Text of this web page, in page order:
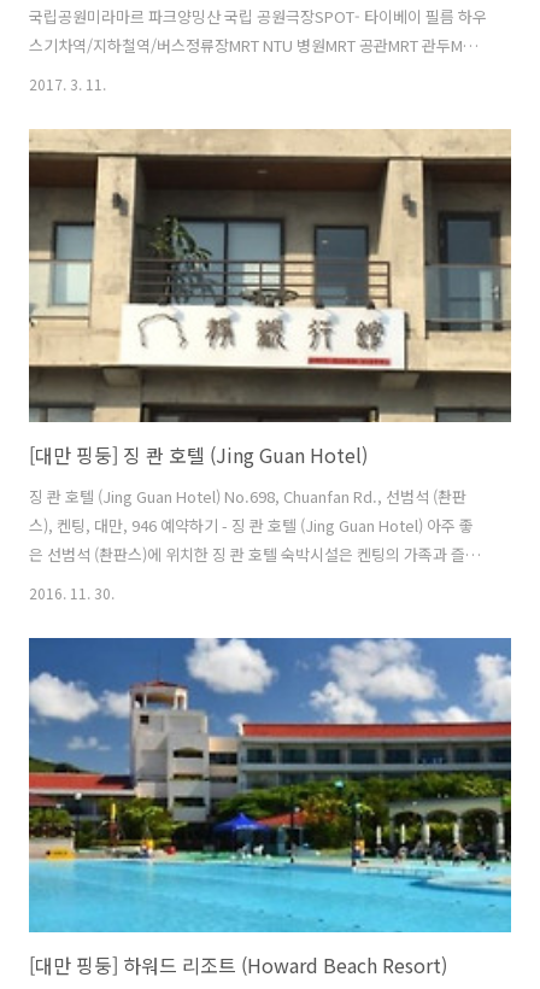
국립공원미라마르 파크양밍산 국립 공원극장SPOT- 타이베이 필름 하우
스기차역/지하철역/버스정류장MRT NTU 병원MRT 공관MRT 관두MRT
구팅MRT 난강MRT 난시자오MRT 네이후MRT 다지MRT 다핑린MRT 다
민콴 W. 로드MRT 밍데MRT 반차오MRT 베투오 역MRT 샤오난멘MRT 샤
오비탄MRT 샨다오 템플MRT 송샨 공항MRT 슈앙리안MRT 신디안MRT
신베이투MRT 신푸MRT 썬 얏-센 메모리얼 홀MRT 완롱MRT 완팡 컴뮤
니티MRT 왕팡 병원MRT 용닝MRT 용안 마켓MRT 용천MRT 웬데MRT 윤
샨 역MRT 종샤오 둔후아MRT 종샤오 신셍MRT 종샤오..
2017. 3. 11.
[대만 핑둥] 징 콴 호텔 (Jing Guan Hotel)
징 콴 호텔 (Jing Guan Hotel) No.698, Chuanfan Rd., 선범석 (촨판
스), 켄팅, 대만, 946 예약하기 - 징 콴 호텔 (Jing Guan Hotel) 아주 좋
은 선범석 (촨판스)에 위치한 징 콴 호텔 숙박시설은 켄팅의 가족과 즐거
운 시간, 해변, 관광 지역에 있습니다. 이곳에서 생생한 도시의 모든것을
서 멀지 않은 추안판 락, 바나나 베이, 서딩 파크에서 즐거운 시간을 보낼
수 있습니다. 징 콴 호텔에서 훌륭한 서비스와 우수한 시설이 잊을 수 없
는 여행이 될겁니다. 손님들을 위해 편리한 Wi-Fi (무료/전 객실), 일일 청
소 서비스, 식료품 배달 서비스, 우편 서비스, 프라이빗 체크인/체크아웃
등을 호..
2016. 11. 30.
[대만 핑둥] 하워드 리조트 (Howard Beach Resort)